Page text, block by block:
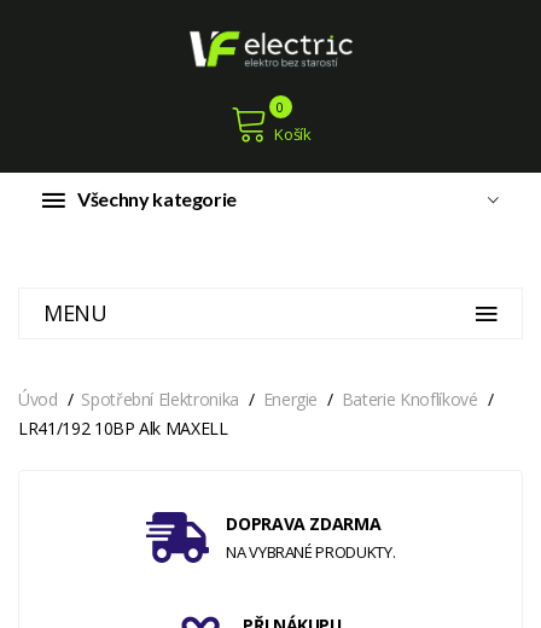
Košík
0
Všechny kategorie
MENU
Úvod Spotřební Elektronika Energie
Baterie Knoflíkové
LR41/192 10BP Alk MAXELL
DOPRAVA ZDARMA
NA VYBRANÉ PRODUKTY.